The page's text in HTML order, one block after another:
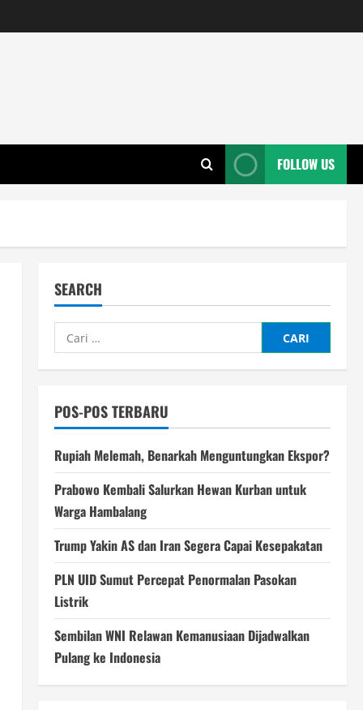
FOLLOW US
SEARCH
Cari
untuk:
POS-POS TERBARU
Rupiah Melemah, Benarkah Menguntungkan Ekspor?
Prabowo Kembali Salurkan Hewan Kurban untuk
Warga Hambalang
Trump Yakin AS dan Iran Segera Capai Kesepakatan
PLN UID Sumut Percepat Penormalan Pasokan
Listrik
Sembilan WNI Relawan Kemanusiaan Dijadwalkan
Pulang ke Indonesia